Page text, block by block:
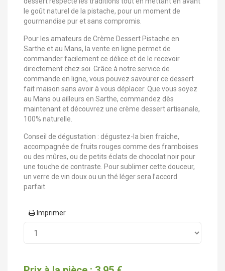
le goût naturel de la pistache, pour un moment de
gourmandise pur et sans compromis.
Pour les amateurs de Crème Dessert Pistache en
Sarthe et au Mans, la vente en ligne permet de
commander facilement ce délice et de le recevoir
directement chez soi. Grâce à notre service de
commande en ligne, vous pouvez savourer ce dessert
fait maison sans avoir à vous déplacer. Que vous soyez
au Mans ou ailleurs en Sarthe, commandez dès
maintenant et découvrez une crème dessert artisanale,
100% naturelle.
Conseil de dégustation : dégustez-la bien fraîche,
accompagnée de fruits rouges comme des framboises
ou des mûres, ou de petits éclats de chocolat noir pour
une touche de contraste. Pour sublimer cette douceur,
un verre de vin doux ou un thé léger sera l’accord
parfait.
Imprimer